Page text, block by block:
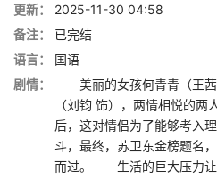
更新：
2025-11-30 04:58
备注：
已完结
语言：
国语
剧情：
美丽的女孩何青青（王茜
（刘钧 饰），两情相悦的
后，这对情侣为了能够考入
斗，最终，苏卫东金榜题名
而过。 生活的巨大压力让